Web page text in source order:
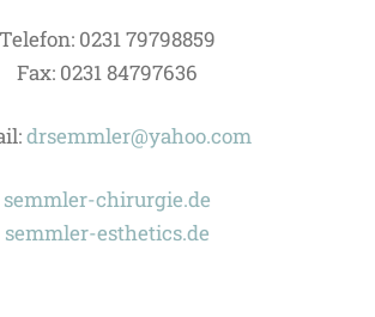
Telefon: 0231 79798859
Fax: 0231 84797636
drsemmler@yahoo.com
semmler-chirurgie.de
semmler-esthetics.de